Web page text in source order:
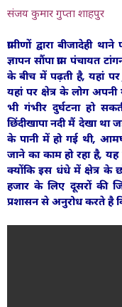
संजय कुमार गुप्ता शाहपुर
ग्रामीणों द्वारा
ज्ञापन सौंपा ग्राम पंचायत
के बीच में पढ़ती है, यहां पर
यहां पर क्षेत्र के लोग
भी गंभीर दुर्घटना हो
छिंदीखापा नदी मैं देखा था
के पानी में हो गई थी,
जाने का काम हो रहा है,
क्योंकि इस धंधे में क्षेत्र के
हजार के लिए दूसरों की
प्रशासन से अनुरोध करते है